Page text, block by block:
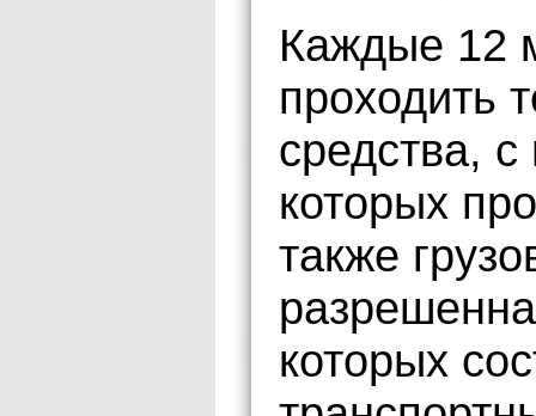
Каждые 12
проходить
средства,
которых
также
которых